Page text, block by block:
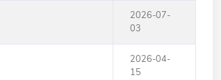
2026-07-
03
2026-04-
15